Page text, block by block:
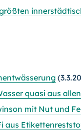
quasi aus
mit Nut und
aus